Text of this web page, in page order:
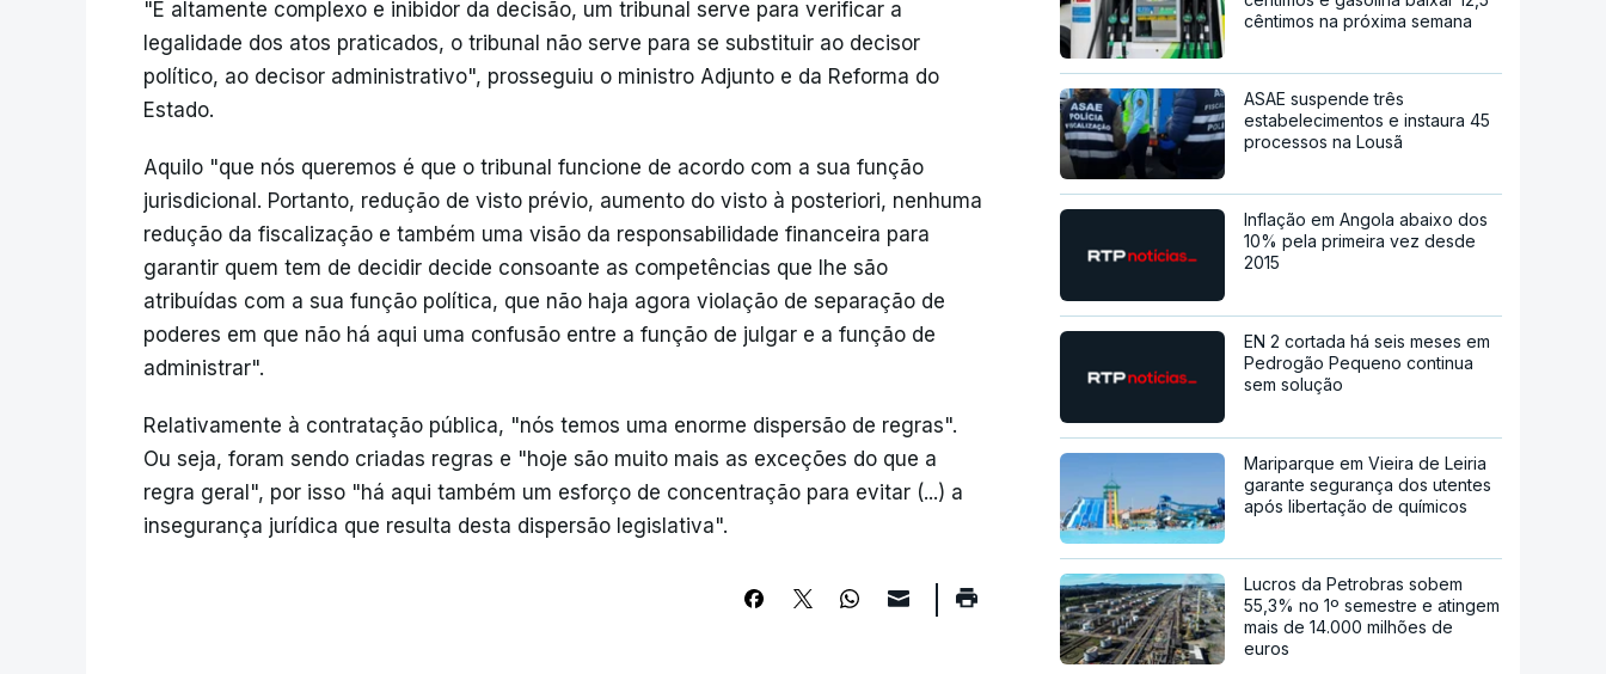
"É altamente complexo e inibidor da decisão, um tribunal serve para verificar a
legalidade dos atos praticados, o tribunal não serve para se substituir ao decisor
político, ao decisor administrativo", prosseguiu o ministro Adjunto e da Reforma do
Estado.
Aquilo "que nós queremos é que o tribunal funcione de acordo com a sua função
jurisdicional. Portanto, redução de visto prévio, aumento do visto à posteriori, nenhuma
redução da fiscalização e também uma visão da responsabilidade financeira para
garantir quem tem de decidir decide consoante as competências que lhe são
atribuídas com a sua função política, que não haja agora violação de separação de
poderes em que não há aqui uma confusão entre a função de julgar e a função de
administrar".
Relativamente à contratação pública, "nós temos uma enorme dispersão de regras".
Ou seja, foram sendo criadas regras e "hoje são muito mais as exceções do que a
regra geral", por isso "há aqui também um esforço de concentração para evitar (...) a
insegurança jurídica que resulta desta dispersão legislativa".
cêntimos na próxima semana
ASAE suspende três
estabelecimentos e instaura 45
processos na Lousã
Inflação em Angola abaixo dos
10% pela primeira vez desde
2015
EN 2 cortada há seis meses em
Pedrogão Pequeno continua
sem solução
Mariparque em Vieira de Leiria
garante segurança dos utentes
após libertação de químicos
Lucros da Petrobras sobem
55,3% no 1º semestre e atingem
mais de 14.000 milhões de
euros